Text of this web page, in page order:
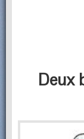
Deux